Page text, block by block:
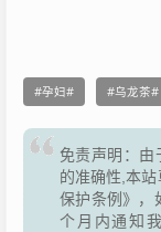
孕妇 乌龙茶
免责声明：由
的准确性,本
保护条例》，
个月内通知